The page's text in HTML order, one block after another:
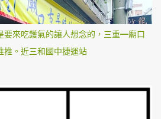
來吃鑊氣的讓人想念的，三重—廟口
推。近三和國中捷運站